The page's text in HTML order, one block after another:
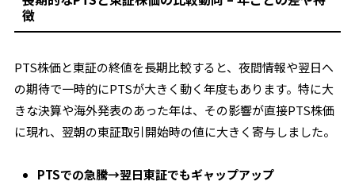
徴
PTS株価と東証の終値を長期比較すると、夜間情報や翌日へ
の期待で一時的にPTSが大きく動く年度もあります。特に大
きな決算や海外発表のあった年は、その影響が直接PTS株価
に現れ、翌朝の東証取引開始時の値に大きく寄与しました。
PTSでの急騰→翌日東証でもギャップアップ